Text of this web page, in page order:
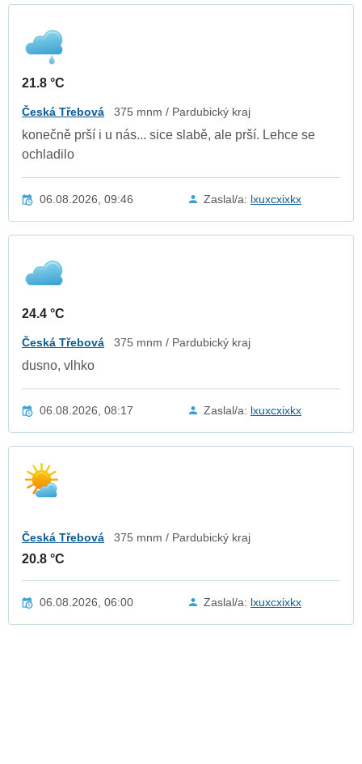
21.8 °C
Česká Třebová 375 mnm / Pardubický kraj
konečně prší i u nás... sice slabě, ale prší. Lehce se
ochladilo
06.08.2026, 09:46 Zaslal/a: lxuxcxixkx
24.4 °C
Česká Třebová 375 mnm / Pardubický kraj
dusno, vlhko
06.08.2026, 08:17 Zaslal/a: lxuxcxixkx
Česká Třebová 375 mnm / Pardubický kraj
20.8 °C
06.08.2026, 06:00 Zaslal/a: lxuxcxixkx